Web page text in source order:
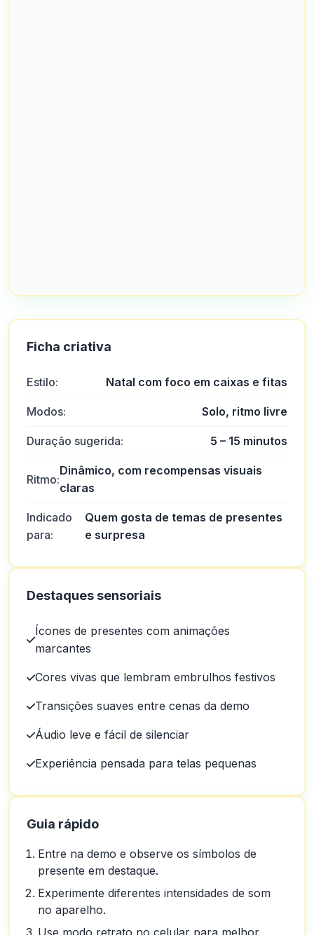
Ficha criativa
Estilo: Natal com foco em caixas e fitas
Modos: Solo, ritmo livre
Duração sugerida: 5 – 15 minutos
Ritmo:
Dinâmico, com recompensas visuais
claras
Indicado
para:
Quem gosta de temas de presentes
e surpresa
Destaques sensoriais
Ícones de presentes com animações
marcantes
Cores vivas que lembram embrulhos festivos
Transições suaves entre cenas da demo
Áudio leve e fácil de silenciar
Experiência pensada para telas pequenas
Guia rápido
Entre na demo e observe os símbolos de
presente em destaque.
Experimente diferentes intensidades de som
no aparelho.
Use modo retrato no celular para melhor